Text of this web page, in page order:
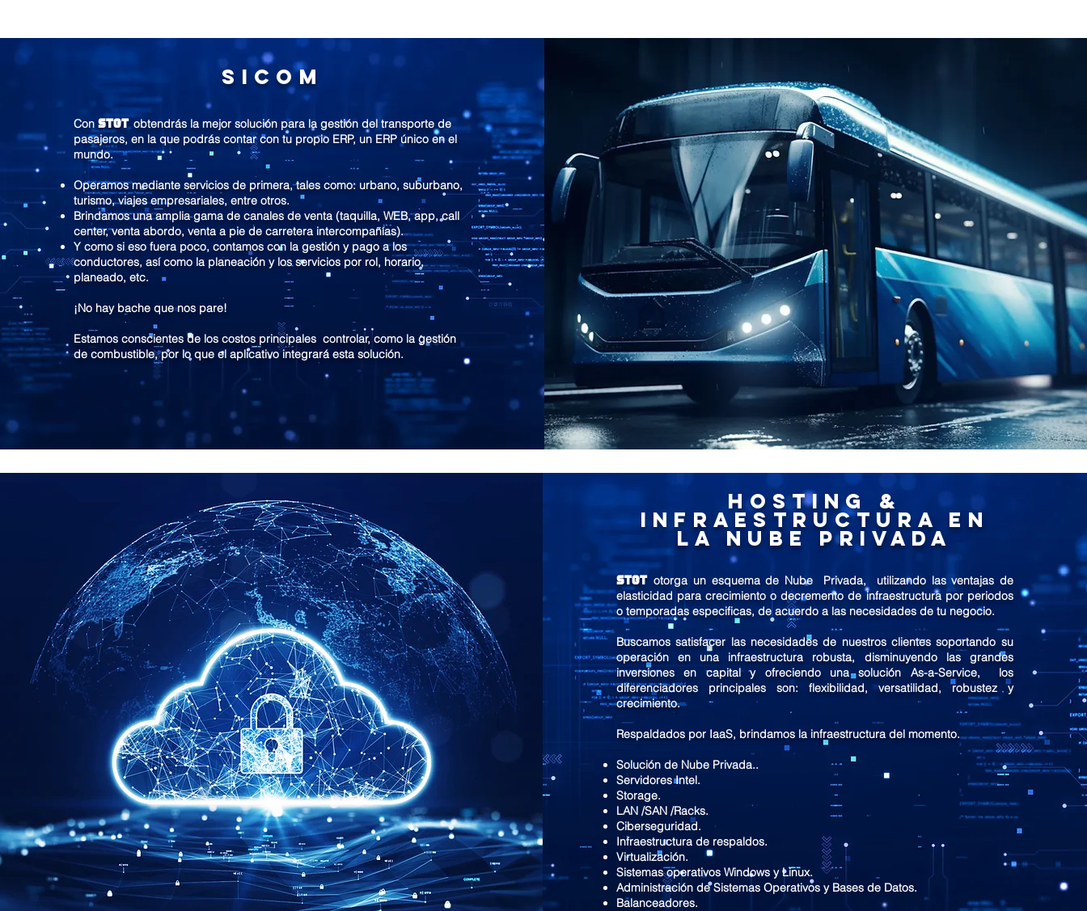
SICOM
ConSTGTobtendrás la mejor solución para la gestión del transporte de
pasajeros, en la que podrás contar con tu propio ERP, un ERP único en el
mundo.
Operamos mediante servicios de primera, tales como: urbano, suburbano,
turismo, viajes empresariales, entre otros.
Brindamos una amplia gama de canales de venta (taquilla, WEB, app, call
center, venta abordo, venta a pie de carretera intercompañías).
Y como si eso fuera poco, contamos con la gestión y pago a los
conductores, así como la planeación y los servicios por rol, horario,
planeado, etc.
¡No hay bache que nos pare!
Estamos conscientes de los costos principales controlar, como la gestión
de combustible, por lo que el aplicativo integrará esta solución.
Hosting &
Infraestructura en
la Nube Privada
STGTotorga un esquema de Nube Privada, utilizando las ventajas de
elasticidad para crecimiento o decremento de infraestructura por periodos
o temporadas especificas, de acuerdo a las necesidades de tu negocio.
Buscamos satisfacer las necesidades de nuestros clientes soportando su
operación en una infraestructura robusta, disminuyendo las grandes
inversiones en capital y ofreciendo una solución As-a-Service, los
diferenciadores principales son: flexibilidad, versatilidad, robustez y
crecimiento.
Respaldados por IaaS, brindamos la infraestructura del momento.
Solución de Nube Privada..
Servidores Intel.
Storage.
LAN /SAN /Racks.
Ciberseguridad.
Infraestructura de respaldos.
Virtualización.
Sistemas operativos Windows y Linux.
Administración de Sistemas Operativos y Bases de Datos.
Balanceadores.